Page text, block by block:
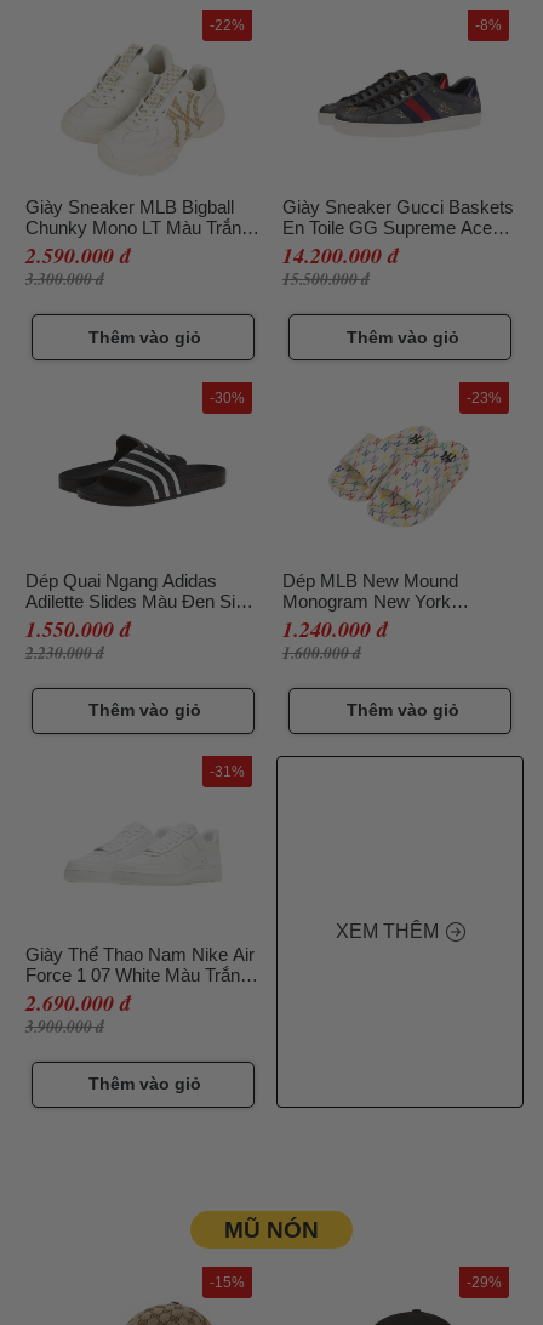
Giày Sneaker MLB Bigball
Chunky Mono LT Màu Trắng
Size 240
2.590.000 đ
3.300.000 đ
-22%
Thêm vào giỏ
Giày Sneaker Gucci Baskets
En Toile GG Supreme Ace
Pour Homme Màu Xám Size
39.5
14.200.000 đ
15.500.000 đ
-8%
Thêm vào giỏ
Dép Quai Ngang Adidas
Adilette Slides Màu Đen Size
40.5
1.550.000 đ
2.230.000 đ
-30%
Thêm vào giỏ
Dép MLB New Mound
Monogram New York
Yankees 32SHHM111-50W
Màu Trắng Size 240
1.240.000 đ
1.600.000 đ
-23%
Thêm vào giỏ
Giày Thể Thao Nam Nike Air
Force 1 07 White Màu Trắng
Size 40
2.690.000 đ
3.900.000 đ
-31%
Thêm vào giỏ
XEM THÊM
MŨ NÓN
-15% -29%